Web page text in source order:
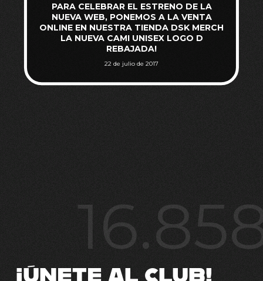
PARA CELEBRAR EL ESTRENO DE LA
NUEVA WEB, PONEMOS A LA VENTA
ONLINE EN NUESTRA TIENDA DSK MERCH
LA NUEVA CAMI UNISEX LOGO D
REBAJADA!
22 de julio de 2017
¡ÚNETE AL CLUB!